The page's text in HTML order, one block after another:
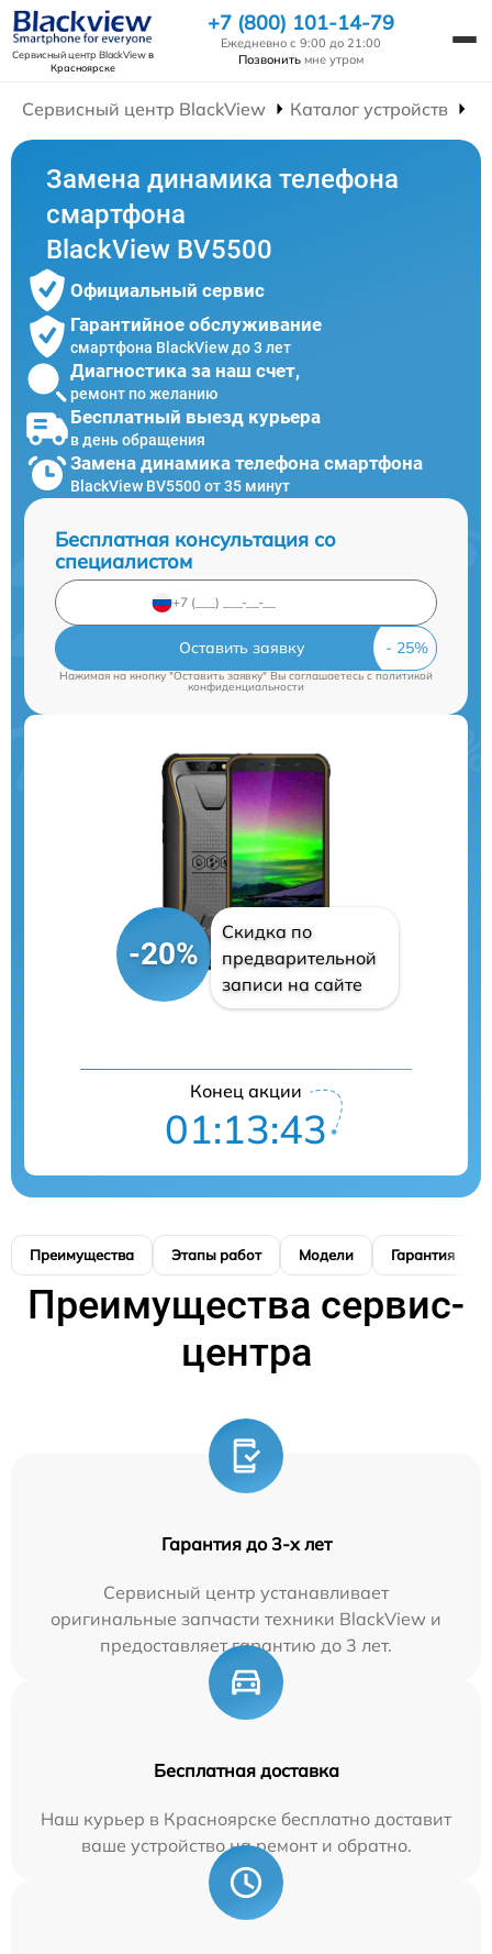
Сервисный центр BlackViewв
Красноярске
+7 (800) 101-14-79
Ежедневно с 9:00 до 21:00
Позвонить мне утром
Сервисный центр BlackView Каталог устройств
Замена динамика телефона
смартфона
BlackView BV5500
Официальный сервис
Гарантийное обслуживание
смартфона BlackView до 3 лет
Диагностика за наш счет,
ремонт по желанию
Бесплатный выезд курьера
в день обращения
Замена динамика телефона смартфона
BlackView BV5500 от 35 минут
Бесплатная консультация со
специалистом
Оставить заявку
Нажимая на кнопку "Оставить заявку" Вы соглашаетесь cполитикой
конфиденциальности
-20%
Скидка по
предварительной
записи на сайте
Конец акции
01:13:42
Преимущества Этапы работ Модели Гарантия
Преимущества сервис-
центра
Гарантия до 3-х лет
Сервисный центр устанавливает
оригинальные запчасти техники BlackView и
предоставляет гарантию до 3 лет.
Бесплатная доставка
Наш курьер в Красноярске бесплатно доставит
ваше устройство на ремонт и обратно.